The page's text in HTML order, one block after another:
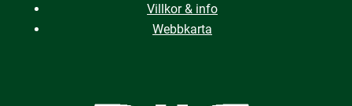
Villkor & info
Webbkarta